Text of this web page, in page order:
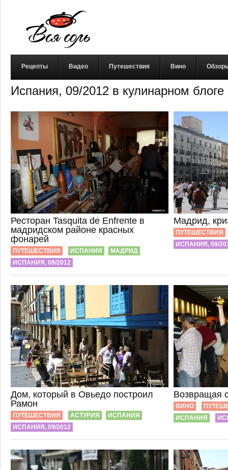
Рецепты Видео Путешествия Вино
Испания, 09/2012 в кулинарном
Ресторан Tasquita de Enfrente в
мадридском районе красных
фонарей
ПУТЕШЕСТВИЯ ИСПАНИЯ
МАДРИД
ИСПАНИЯ, 09/2012
Мадрид,
ПУТЕШЕСТВИЯ
ИСПАНИЯ, 09/
Дом, который в Овьедо построил
Рамон
ПУТЕШЕСТВИЯ АСТУРИЯ
ИСПАНИЯ
ИСПАНИЯ, 09/2012
Возвращая
ВИНО
ИСПАНИЯ